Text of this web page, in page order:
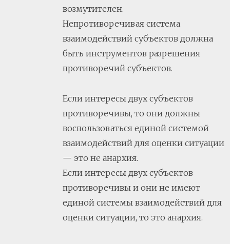
возмутителен.
Непротиворечивая система
взаимодействий субъектов должна
быть инструментов разрешения
противоречий субъектов.
Если интересы двух субъектов
противоречивы, то они должны
воспользоваться единой системой
взаимодействий для оценки ситуации
— это не анархия.
Если интересы двух субъектов
противоречивы и они не имеют
единой системы взаимодействий для
оценки ситуации, то это анархия.